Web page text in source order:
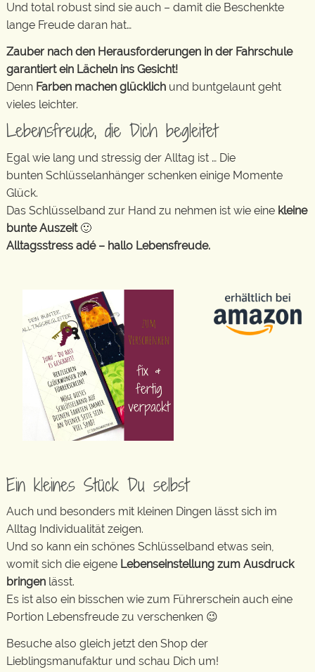
Und total robust sind sie auch – damit die Beschenkte
lange Freude daran hat…
Zauber nach den Herausforderungen in der Fahrschule
garantiert ein Lächeln ins Gesicht!
Denn Farben machen glücklich und buntgelaunt geht
vieles leichter.
Lebensfreude, die Dich begleitet
Egal wie lang und stressig der Alltag ist … Die
bunten Schlüsselanhänger schenken einige Momente
Glück.
Das Schlüsselband zur Hand zu nehmen ist wie eine kleine
bunte Auszeit🙂
Alltagsstress adé – hallo Lebensfreude.
Ein kleines Stück Du selbst
Auch und besonders mit kleinen Dingen lässt sich im
Alltag Individualität zeigen.
Und so kann ein schönes Schlüsselband etwas sein,
womit sich die eigene Lebenseinstellung zum Ausdruck
bringen lässt.
Es ist also ein bisschen wie zum Führerschein auch eine
Portion Lebensfreude zu verschenken 😉
Besuche also gleich jetzt den Shop der
Lieblingsmanufaktur und schau Dich um!